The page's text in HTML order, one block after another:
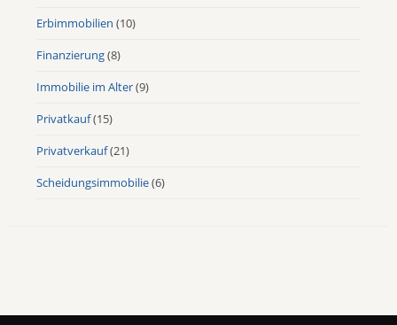
Erbimmobilien (10)
Finanzierung(8)
Immobilie im Alter(9)
Privatkauf(15)
Privatverkauf(21)
Scheidungsimmobilie(6)